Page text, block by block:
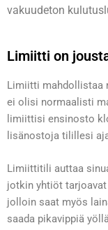
vakuudeton
Limiitti on
Limiitti mahdollistaa
ei olisi normaalisti
limiittisi ensinosto
lisänostoja tilillesi
Limiittitili auttaa
jotkin yhtiöt
jolloin saat myös
saada pikavippiä